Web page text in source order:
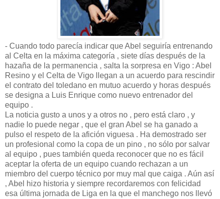
- Cuando todo parecía indicar que Abel seguiría entrenando
al Celta en la máxima categoría , siete días después de la
hazaña de la permanencia , salta la sorpresa en Vigo : Abel
Resino y el Celta de Vigo llegan a un acuerdo para rescindir
el contrato del toledano en mutuo acuerdo y horas después
se designa a Luis Enrique como nuevo entrenador del
equipo .
La noticia gusto a unos y a otros no , pero está claro , y
nadie lo puede negar , que el gran Abel se ha ganado a
pulso el respeto de la afición viguesa . Ha demostrado ser
un profesional como la copa de un pino , no sólo por salvar
al equipo , pues también queda reconocer que no es fácil
aceptar la oferta de un equipo cuando rechazan a un
miembro del cuerpo técnico por muy mal que caiga . Aún así
, Abel hizo historia y siempre recordaremos con felicidad
esa última jornada de Liga en la que el manchego nos llevó